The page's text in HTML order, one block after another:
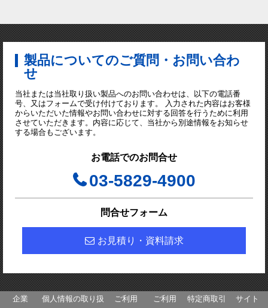
製品についてのご質問・お問い合わ
せ
当社または当社取り扱い製品へのお問い合わせは、以下の電話番
号、又はフォームで受け付けております。 入力された内容はお客様
からいただいた情報やお問い合わせに対する回答を行うために利用
させていただきます。内容に応じて、当社から別途情報をお知らせ
する場合もございます。
お電話でのお問合せ
03-5829-4900
問合せフォーム
お見積り・資料請求
企業
個人情報の取り扱
ご利用
ご利用
特定商取引
サイト